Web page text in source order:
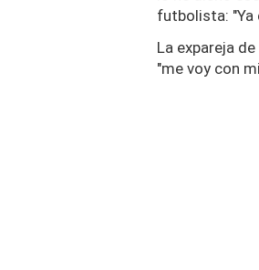
futbolista: "Ya
La expareja
"me voy con